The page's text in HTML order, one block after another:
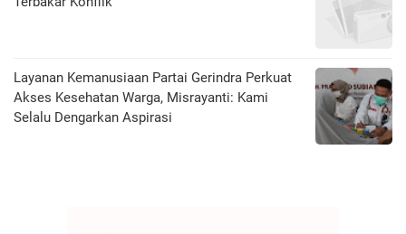
Layanan Kemanusiaan Partai Gerindra Perkuat
Akses Kesehatan Warga, Misrayanti: Kami
Selalu Dengarkan Aspirasi